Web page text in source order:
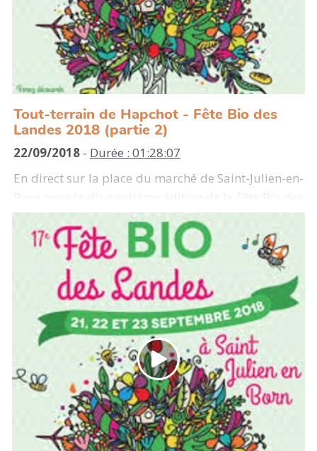
Tout-terrain de Hapchot - Fête Bio des
Landes 2018 (partie 2)
22/09/2018 - Durée : 01:28:07
En direct sur la place du marché de Saint-Julien-en-
Born pour la dix-septième édition de la Fête Bio des
Landes les 21, 22 et 23 septembre 2018. Lucas et
Louis nous font visiter et discuter avec les
différent.e.s intervenant.e.s de cette fête.